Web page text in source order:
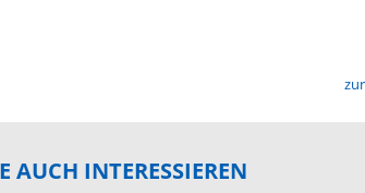
AUCH INTERESSIEREN